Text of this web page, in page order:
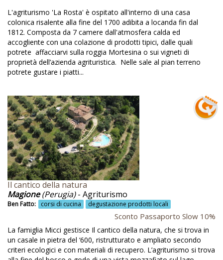
Il Dominio di Bagnoli
Impatto zero
Impianti fotovoltaici
Impianti sciistici
Impianto di teleriscaldamento
Impianto fotovoltaico
Informazioni sul territorio
Isolamento termo-acustico
Itinerari botanici
Jacuzzi
La Salle
Laboratori artistici
Laboratori di smielatura
Laboratori didattici
Laboratori per bambini
L'agriturismo 'La Rosta' è ospitato all'interno di una casa
colonica risalente alla fine del 1700 adibita a locanda fin dal
1812. Composta da 7 camere dall'atmosfera calda ed
accogliente con una colazione di prodotti tipici, dalle quali
potrete affacciarvi sulla roggia Mortesina o sui vigneti di
proprietà dell’azienda agrituristica. Nelle sale al pian terreno
potrete gustare i piatti...
Il cantico della natura
Magione(Perugia)- Agriturismo
Ben Fatto: corsi di cucina degustazione prodotti locali
Sconto Passaporto Slow 10%
La famiglia Micci gestisce Il cantico della natura, che si trova in
un casale in pietra del ‘600, ristrutturato e ampliato secondo
criteri ecologici e con materiali di recupero. L’agriturismo si trova